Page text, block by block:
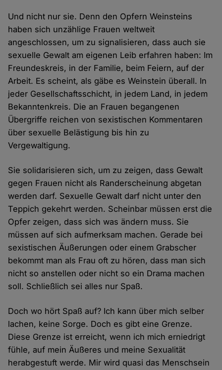
Und nicht nur sie. Denn den Opfern Weinsteins
haben sich unzählige Frauen weltweit
angeschlossen, um zu signalisieren, dass auch sie
sexuelle Gewalt am eigenen Leib erfahren haben: Im
Freundeskreis, in der Familie, beim Feiern, auf der
Arbeit. Es scheint, als gäbe es Weinstein überall. In
jeder Gesellschaftsschicht, in jedem Land, in jedem
Bekanntenkreis. Die an Frauen begangenen
Übergriffe reichen von sexistischen Kommentaren
über sexuelle Belästigung bis hin zu
Vergewaltigung.
Sie solidarisieren sich, um zu zeigen, dass Gewalt
gegen Frauen nicht als Randerscheinung abgetan
werden darf. Sexuelle Gewalt darf nicht unter den
Teppich gekehrt werden. Scheinbar müssen erst die
Opfer zeigen, dass sich was ändern muss. Sie
müssen auf sich aufmerksam machen. Gerade bei
sexistischen Äußerungen oder einem Grabscher
bekommt man als Frau oft zu hören, dass man sich
nicht so anstellen oder nicht so ein Drama machen
soll. Schließlich sei alles nur Spaß.
Doch wo hört Spaß auf? Ich kann über mich selber
lachen, keine Sorge. Doch es gibt eine Grenze.
Diese Grenze ist erreicht, wenn ich mich erniedrigt
fühle, auf mein Äußeres und meine Sexualität
herabgestuft werde. Mir wird quasi das Menschsein